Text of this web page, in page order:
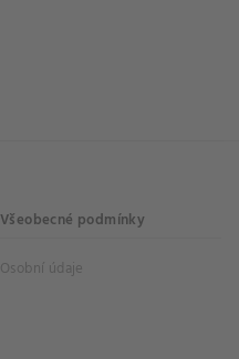
Všeobecné podmínky
Osobní údaje